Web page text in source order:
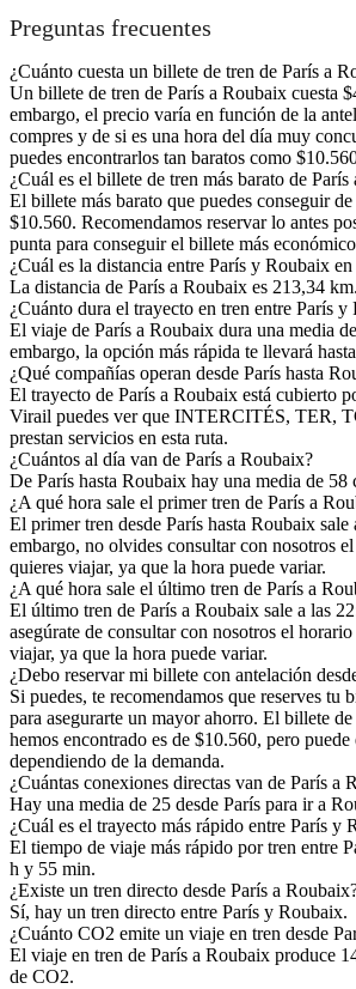
Preguntas frecuentes
¿Cuánto cuesta un billete de tren de París a
Un billete de tren de París a Roubaix cuesta
embargo, el precio varía en función de la
compres y de si es una hora del día muy
puedes encontrarlos tan baratos como
¿Cuál es el billete de tren más barato de
El billete más barato que puedes conseguir
$10.560. Recomendamos reservar lo antes
punta para conseguir el billete más
¿Cuál es la distancia entre París y Roubaix en
La distancia de París a Roubaix es 213,34 km.
¿Cuánto dura el trayecto en tren entre París y
El viaje de París a Roubaix dura una media
embargo, la opción más rápida te llevará
¿Qué compañías operan desde París hasta
El trayecto de París a Roubaix está cubierto
Virail puedes ver que INTERCITÉS, TER,
prestan servicios en esta ruta.
¿Cuántos al día van de París a Roubaix?
De París hasta Roubaix hay una media de 58
¿A qué hora sale el primer tren de París a
El primer tren desde París hasta Roubaix sale
embargo, no olvides consultar con nosotros
quieres viajar, ya que la hora puede variar.
¿A qué hora sale el último tren de París a
El último tren de París a Roubaix sale a las
asegúrate de consultar con nosotros el
viajar, ya que la hora puede variar.
¿Debo reservar mi billete con antelación
Si puedes, te recomendamos que reserves tu
para asegurarte un mayor ahorro. El billete
hemos encontrado es de $10.560, pero puede
dependiendo de la demanda.
¿Cuántas conexiones directas van de París a
Hay una media de 25 desde París para ir a
¿Cuál es el trayecto más rápido entre París y
El tiempo de viaje más rápido por tren entre
h y 55 min.
¿Existe un tren directo desde París a
Sí, hay un tren directo entre París y Roubaix.
¿Cuánto CO2 emite un viaje en tren desde
El viaje en tren de París a Roubaix produce
de CO2.